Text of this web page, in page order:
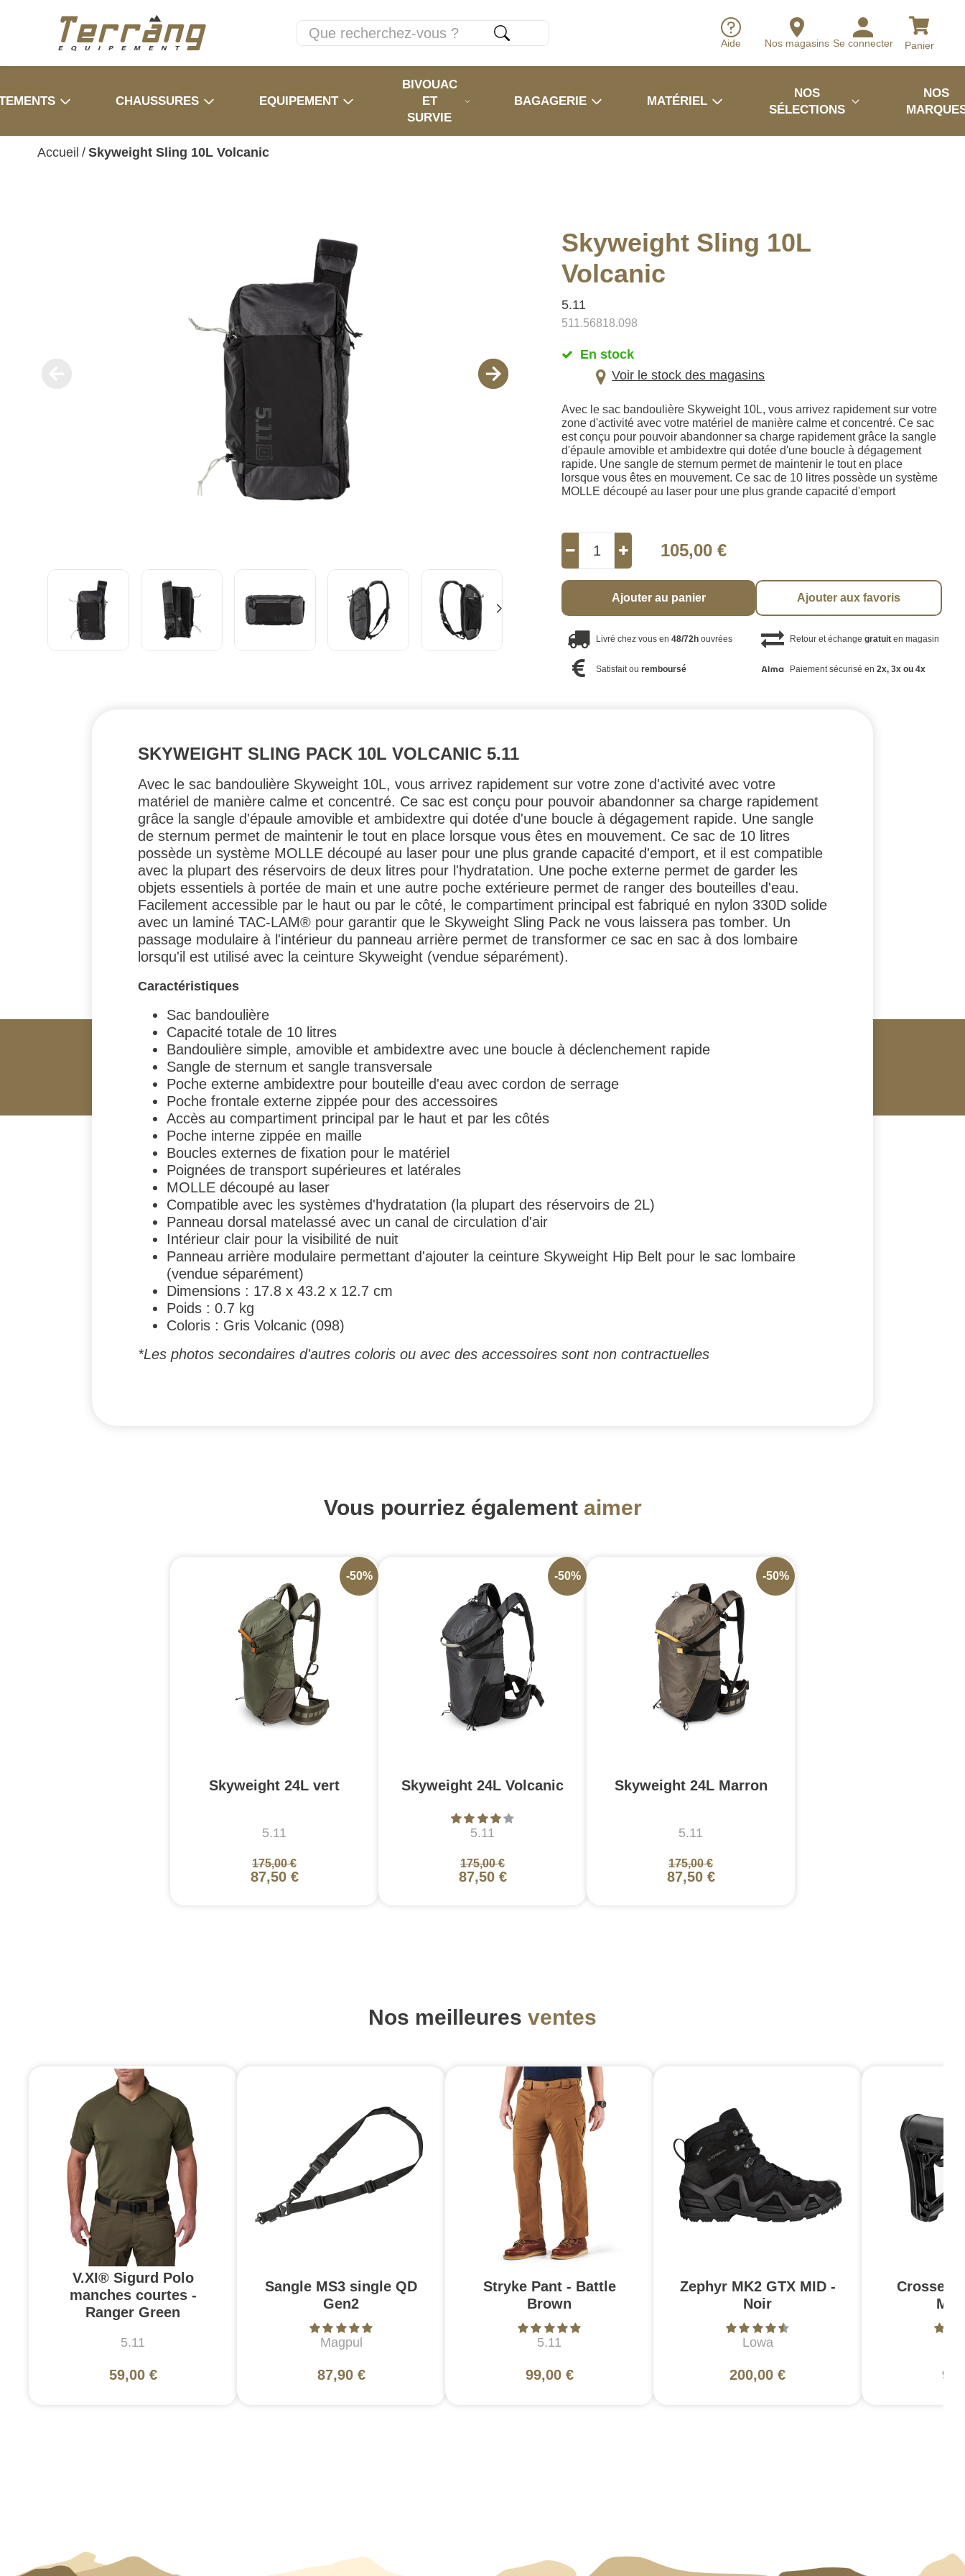
Aide Nos magasins Se connecter Panier
CHAUSSURES EQUIPEMENT
BIVOUAC
ET
SURVIE
BAGAGERIE MATÉRIEL
NOS
SÉLECTIONS
NOS
Accueil / Skyweight Sling 10L Volcanic
Skyweight Sling 10L
Volcanic
5.11
511.56818.098
En stock
Voir le stock des magasins
Avec le sac bandoulière Skyweight 10L, vous arrivez rapidement sur votre
zone d'activité avec votre matériel de manière calme et concentré. Ce sac
est conçu pour pouvoir abandonner sa charge rapidement grâce la sangle
d'épaule amovible et ambidextre qui dotée d'une boucle à dégagement
rapide. Une sangle de sternum permet de maintenir le tout en place
lorsque vous êtes en mouvement. Ce sac de 10 litres possède un système
MOLLE découpé au laser pour une plus grande capacité d'emport
105,00 €
Ajouter au panier Ajouter aux favoris
Livré chez vous en48/72h ouvrées Retour et échange gratuiten magasin
Satisfait ouremboursé Paiement sécurisé en 2x, 3x ou 4x
SKYWEIGHT SLING PACK 10L VOLCANIC 5.11
Avec le sac bandoulière Skyweight 10L, vous arrivez rapidement sur votre zone d'activité avec votre
matériel de manière calme et concentré. Ce sac est conçu pour pouvoir abandonner sa charge rapidement
grâce la sangle d'épaule amovible et ambidextre qui dotée d'une boucle à dégagement rapide. Une sangle
de sternum permet de maintenir le tout en place lorsque vous êtes en mouvement. Ce sac de 10 litres
possède un système MOLLE découpé au laser pour une plus grande capacité d'emport, et il est compatible
avec la plupart des réservoirs de deux litres pour l'hydratation. Une poche externe permet de garder les
objets essentiels à portée de main et une autre poche extérieure permet de ranger des bouteilles d'eau.
Facilement accessible par le haut ou par le côté, le compartiment principal est fabriqué en nylon 330D solide
avec un laminé TAC-LAM® pour garantir que le Skyweight Sling Pack ne vous laissera pas tomber. Un
passage modulaire à l'intérieur du panneau arrière permet de transformer ce sac en sac à dos lombaire
lorsqu'il est utilisé avec la ceinture Skyweight (vendue séparément).
Caractéristiques
Sac bandoulière
Capacité totale de 10 litres
Bandoulière simple, amovible et ambidextre avec une boucle à déclenchement rapide
Sangle de sternum et sangle transversale
Poche externe ambidextre pour bouteille d'eau avec cordon de serrage
Poche frontale externe zippée pour des accessoires
Accès au compartiment principal par le haut et par les côtés
Poche interne zippée en maille
Boucles externes de fixation pour le matériel
Poignées de transport supérieures et latérales
MOLLE découpé au laser
Compatible avec les systèmes d'hydratation (la plupart des réservoirs de 2L)
Panneau dorsal matelassé avec un canal de circulation d'air
Intérieur clair pour la visibilité de nuit
Panneau arrière modulaire permettant d'ajouter la ceinture Skyweight Hip Belt pour le sac lombaire
(vendue séparément)
Dimensions : 17.8 x 43.2 x 12.7 cm
Poids : 0.7 kg
Coloris : Gris Volcanic (098)
*Les photos secondaires d'autres coloris ou avec des accessoires sont non contractuelles
Vous pourriez également aimer
Skyweight 24L vert
5.11
175,00 €
87,50 €
-50%
Skyweight 24L Volcanic
5.11
175,00 €
87,50 €
-50%
Skyweight 24L Marron
5.11
175,00 €
87,50 €
-50%
Nos meilleures ventes
V.XI® Sigurd Polo
manches courtes -
Ranger Green
5.11
59,00 €
Sangle MS3 single QD
Gen2
Magpul
87,90 €
Stryke Pant - Battle
Brown
5.11
99,00 €
Zephyr MK2 GTX MID -
Noir
Lowa
200,00 €
Crosse
Mil-